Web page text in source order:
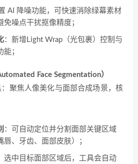
AI 降噪功能，可快速消除绿幕素材
免噪点干扰抠像精度；
：新增Light Wrap（光包裹）控制与
；
Face Segmentation）
聚焦人像美化与面部合成场景，核
：可自动定位并分割面部关键区域
唇、牙齿、面部皮肤）；
选中目标面部区域后，工具会自动